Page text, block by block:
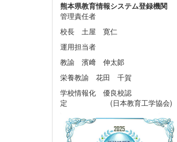
熊本県教育情報システム登録機関
管理責任者
校長 土屋 寛仁
運用担当者
教諭 濱﨑 伸太郞
栄養教諭 花田 千賀
学校情報化 優良校認
定 (日本教育工学協会)